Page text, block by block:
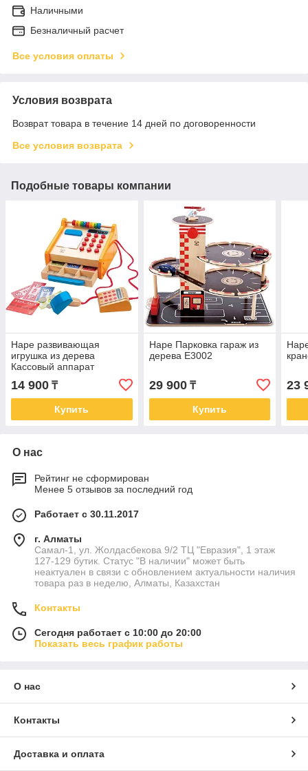
Наличными
Безналичный расчет
Все условия оплаты
Условия возврата
Возврат товара в течение 14 дней по договоренности
Все условия возврата
Подобные товары компании
Hape развивающая
игрушка из дерева
Кассовый аппарат
14 900 ₸
Купить
Hape Парковка гараж из
дерева E3002
29 900₸
Купить
23
О нас
Рейтинг не сформирован
Менее 5 отзывов за последний год
Работает с 30.11.2017
г. Алматы
Самал-1, ул. Жолдасбекова 9/2 ТЦ "Евразия", 1 этаж
127-129 бутик. Статус "В наличии" может быть
неактуален в связи с обновлением актуальности наличия
товара раз в неделю, Алматы, Казахстан
Контакты
Сегодня работает с 10:00 до 20:00
Показать весь график работы
О нас
Контакты
Доставка и оплата